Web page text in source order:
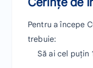
Pentru a începe
trebuie:
Să ai cel puțin